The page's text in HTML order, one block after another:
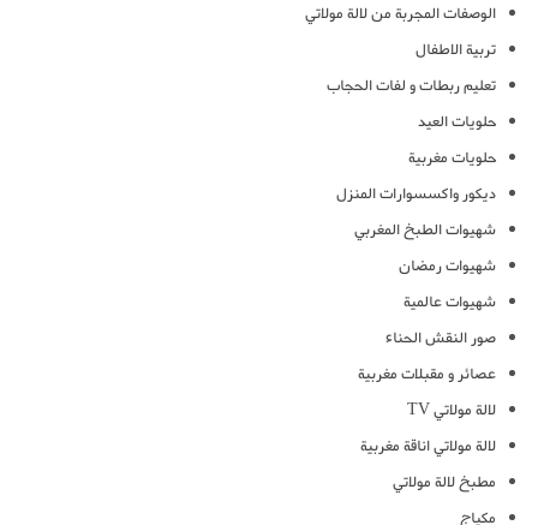
الوصفات المجربة من لالة مولاتي
تربية الاطفال
تعليم ربطات و لفات الحجاب
حلويات العيد
حلويات مغربية
ديكور واكسسوارات المنزل
شهيوات الطبخ المغربي
شهيوات رمضان
شهيوات عالمية
صور النقش الحناء
عصائر و مقبلات مغربية
لالة مولاتي TV
لالة مولاتي اناقة مغربية
مطبخ لالة مولاتي
مكياج